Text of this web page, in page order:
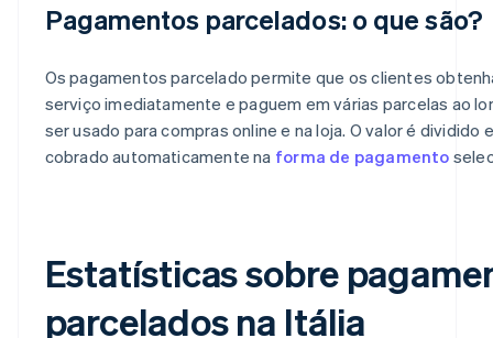
Pagamentos parcelados: o que são?
Os pagamentos parcelado permite que os clientes
serviço imediatamente e paguem em várias parcelas ao
ser usado para compras online e na loja. O valor é dividido
cobrado automaticamente na forma de pagamento
Estatísticas sobre
parcelados na Itália